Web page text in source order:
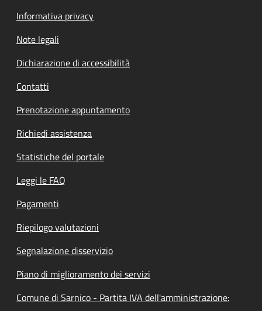
Informativa privacy
Note legali
Dichiarazione di accessibilità
Contatti
Prenotazione appuntamento
Richiedi assistenza
Statistiche del portale
Leggi le FAQ
Pagamenti
Riepilogo valutazioni
Segnalazione disservizio
Piano di miglioramento dei servizi
Comune di Sarnico - Partita IVA dell'amministrazione: